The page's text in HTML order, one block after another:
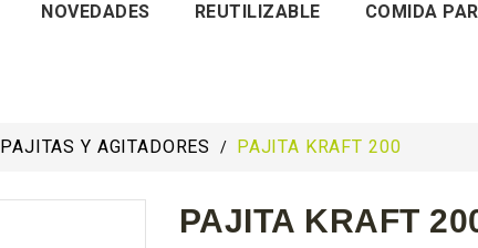
NOVEDADES REUTILIZABLE COMIDA
PAJITAS Y AGITADORES PAJITA KRAFT 200
PAJITA KRAFT